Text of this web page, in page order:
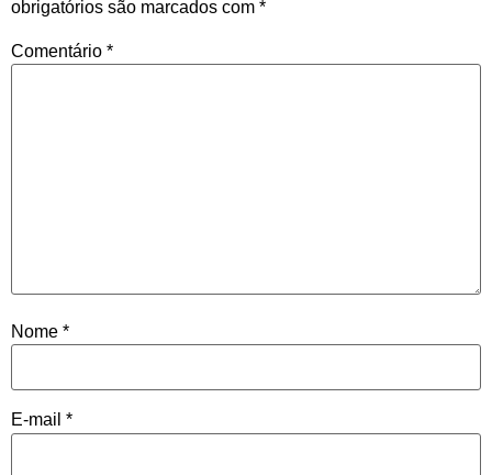
obrigatórios são marcados com *
Comentário *
Nome *
E-mail *